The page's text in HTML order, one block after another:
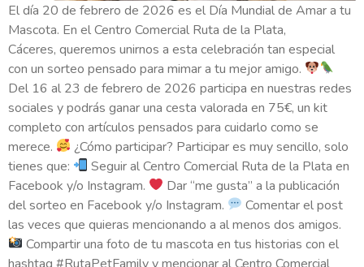
El día 20 de febrero de 2026 es el Día Mundial de Amar a tu
Mascota. En el Centro Comercial Ruta de la Plata,
Cáceres, queremos unirnos a esta celebración tan especial
con un sorteo pensado para mimar a tu mejor amigo.
Del 16 al 23 de febrero de 2026 participa en nuestras redes
sociales y podrás ganar una cesta valorada en 75€, un kit
completo con artículos pensados para cuidarlo como se
merece.
¿Cómo participar? Participar es muy sencillo, solo
tienes que:
Seguir al Centro Comercial Ruta de la Plata en
Facebook y/o Instagram.
Dar “me gusta” a la publicación
del sorteo en Facebook y/o Instagram.
Comentar el post
las veces que quieras mencionando a al menos dos amigos.
Compartir una foto de tu mascota en tus historias con el
hashtag #RutaPetFamily y mencionar al Centro Comercial